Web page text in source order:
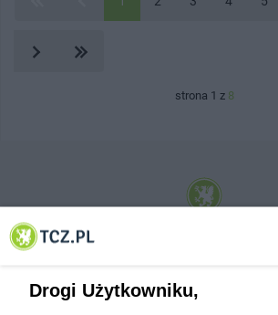
strona 1 z 8
© 2001-2026 Tczew - TCZ.PL Sp. z o.o. Internetowy
Drogi Użytkowniku,